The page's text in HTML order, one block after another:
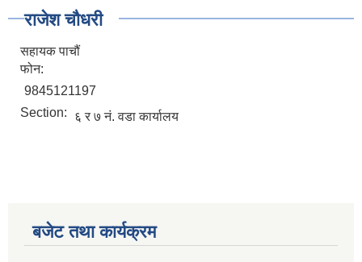
राजेश चौधरी
सहायक पाचौं
फोन:
9845121197
Section:
६ र ७ नं. वडा कार्यालय
बजेट तथा कार्यक्रम